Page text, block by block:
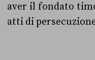
aver il fondato
atti di